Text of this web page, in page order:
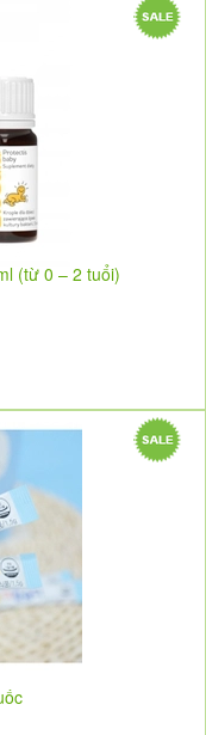
(từ 0 – 2 tuổi)